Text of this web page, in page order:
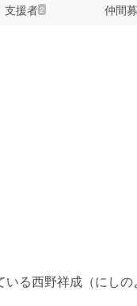
支援者2 仲間
る西野祥成（にしの